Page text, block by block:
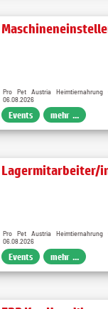
Pro Pet Austria Heimtiernahrung
06.08.2026
Events mehr ...
Lagermitarbeiter/
Pro Pet Austria Heimtiernahrung
06.08.2026
Events mehr ...